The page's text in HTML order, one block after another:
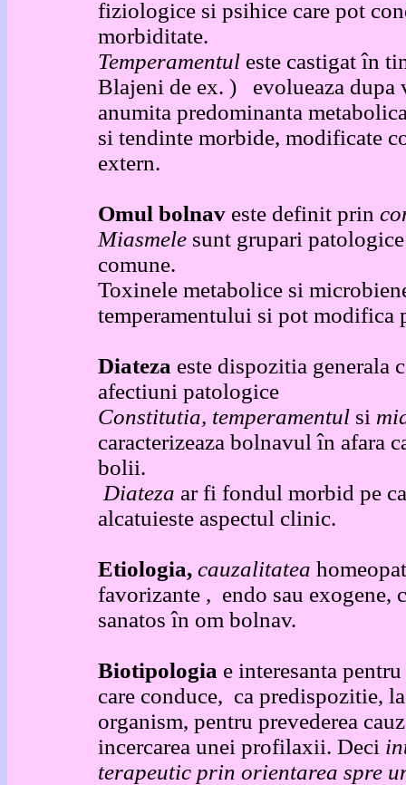
fiziologice si psihice care pot
morbiditate.
Temperamentul este castigat în
Blajeni de ex. ) evolueaza dupa
anumita predominanta
si tendinte morbide, modificate
extern.
Omul bolnav este definit prin
Miasmele sunt grupari
comune.
Toxinele metabolice si
temperamentului si pot modifica
Diateza este dispozitia generala
afectiuni patologice
Constitutia, temperamentul si
caracterizeaza bolnavul în afara
Diateza ar fi fondul morbid pe
alcatuieste aspectul clinic.
Etiologia, cauzalitatea
favorizante , endo sau exogene,
sanatos în om bolnav.
Biotipologia e interesanta
care conduce, ca predispozitie,
organism, pentru prevederea
incercarea unei profilaxii. Deci
terapeutic prin orientarea spre